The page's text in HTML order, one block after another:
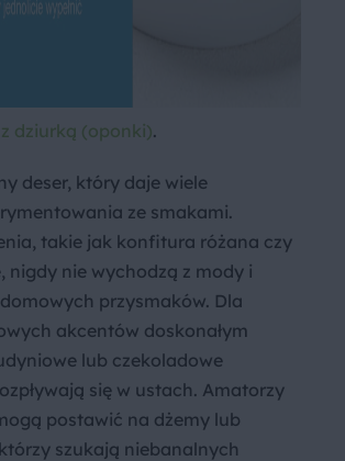
dziurką (oponki).
deser, który daje wiele
ze smakami.
takie jak konfitura różana czy
nigdy nie wychodzą z mody i
przysmaków. Dla
akcentów doskonałym
lub czekoladowe
się w ustach. Amatorzy
postawić na dżemy lub
szukają niebanalnych